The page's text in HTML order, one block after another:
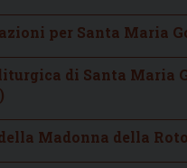
per Santa Maria
di Santa Maria
Madonna della